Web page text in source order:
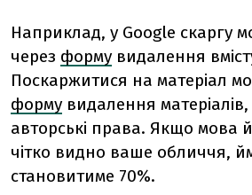
Наприклад, у Google скаргу
через форму видалення
Поскаржитися на матеріал
форму видалення
авторські права. Якщо мова
чітко видно ваше обличчя,
становитиме 70%.